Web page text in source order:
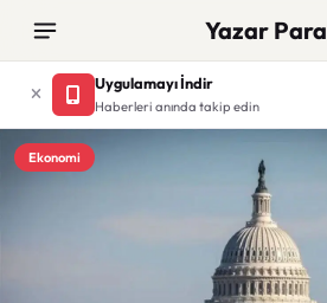
Yazar Para
Uygulamayı İndir
Haberleri anında takip edin
Ekonomi